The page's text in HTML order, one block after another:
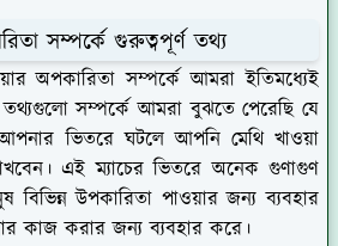
সম্পর্কে গুরুত্বপূর্ণ তথ্য
অপকারিতা সম্পর্কে আমরা ইতিমধ্যেই
সম্পর্কে আমরা বুঝতে পেরেছি যে
ভিতরে ঘটলে আপনি মেথি খাওয়া
এই ম্যাচের ভিতরে অনেক গুণাগুণ
বিভিন্ন উপকারিতা পাওয়ার জন্য ব্যবহার
কাজ করার জন্য ব্যবহার করে।